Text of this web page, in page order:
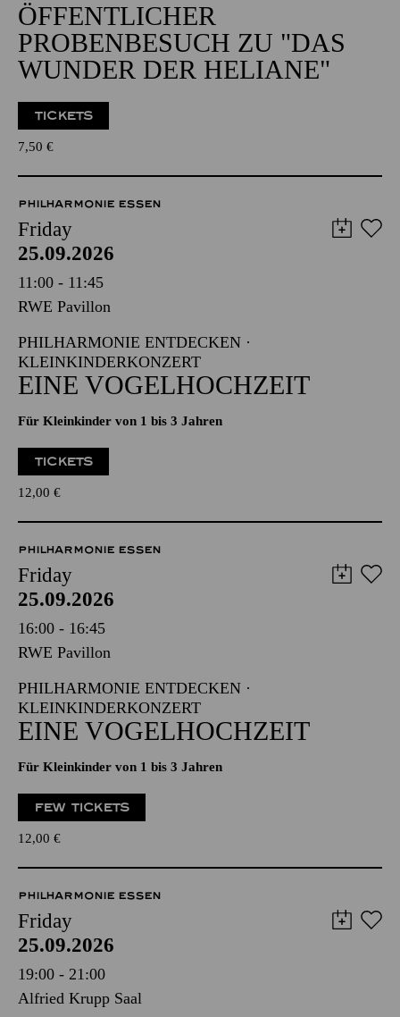
ÖFFENTLICHER
PROBENBESUCH ZU "DAS
WUNDER DER HELIANE"
TICKETS
7,50 €
PHILHARMONIE ESSEN
Friday
25.09.2026
11:00 - 11:45
RWE Pavillon
PHILHARMONIE ENTDECKEN ·
KLEINKINDERKONZERT
EINE VOGELHOCHZEIT
Für Kleinkinder von 1 bis 3 Jahren
TICKETS
12,00 €
PHILHARMONIE ESSEN
Friday
25.09.2026
16:00 - 16:45
RWE Pavillon
PHILHARMONIE ENTDECKEN ·
KLEINKINDERKONZERT
EINE VOGELHOCHZEIT
Für Kleinkinder von 1 bis 3 Jahren
FEW TICKETS
12,00 €
PHILHARMONIE ESSEN
Friday
25.09.2026
19:00 - 21:00
Alfried Krupp Saal